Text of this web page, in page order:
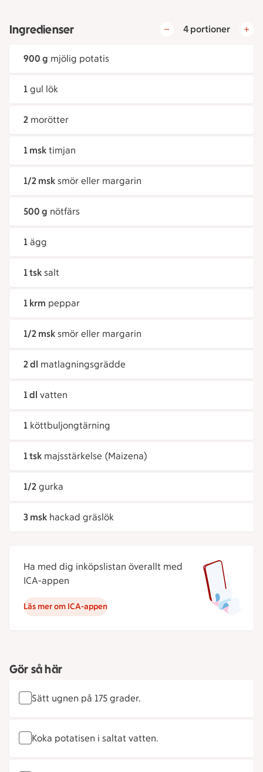
Ingredienser 4 portioner
900 g mjölig potatis
1 gul lök
2 morötter
1 msk timjan
1/2 msk smör eller margarin
500 g nötfärs
1 ägg
1 tsk salt
1 krm peppar
1/2 msk smör eller margarin
2 dl matlagningsgrädde
1 dl vatten
1 köttbuljongtärning
1 tsk majsstärkelse (Maizena)
1/2 gurka
3 msk hackad gräslök
Ha med dig inköpslistan överallt med
ICA-appen
Läs mer om ICA-appen
Gör så här
Sätt ugnen på 175 grader.
Koka potatisen i saltat vatten.